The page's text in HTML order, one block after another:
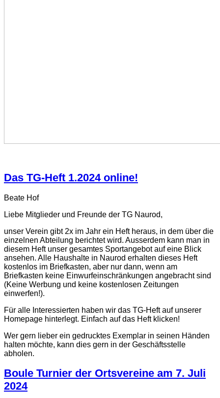
Das TG-Heft 1.2024 online!
Beate Hof
Liebe Mitglieder und Freunde der TG Naurod,
unser Verein gibt 2x im Jahr ein Heft heraus, in dem über die
einzelnen Abteilung berichtet wird. Ausserdem kann man in
diesem Heft unser gesamtes Sportangebot auf eine Blick
ansehen. Alle Haushalte in Naurod erhalten dieses Heft
kostenlos im Briefkasten, aber nur dann, wenn am
Briefkasten keine Einwurfeinschränkungen angebracht sind
(Keine Werbung und keine kostenlosen Zeitungen
einwerfen!).
Für alle Interessierten haben wir das TG-Heft auf unserer
Homepage hinterlegt. Einfach auf das Heft klicken!
Wer gern lieber ein gedrucktes Exemplar in seinen Händen
halten möchte, kann dies gern in der Geschäftsstelle
abholen.
Boule Turnier der Ortsvereine am 7. Juli
2024